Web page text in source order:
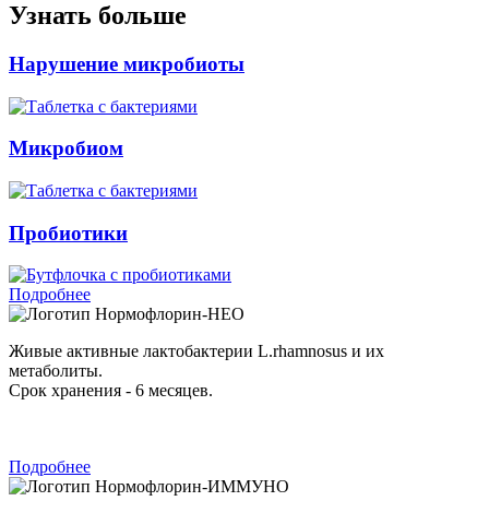
Узнать больше
Нарушение микробиоты
Микробиом
Пробиотики
Подробнее
Нормофлорин-НЕО
Живые активные лактобактерии L.rhamnosus и их
метаболиты.
Срок хранения - 6 месяцев.
Подробнее
Нормофлорин-ИММУНО